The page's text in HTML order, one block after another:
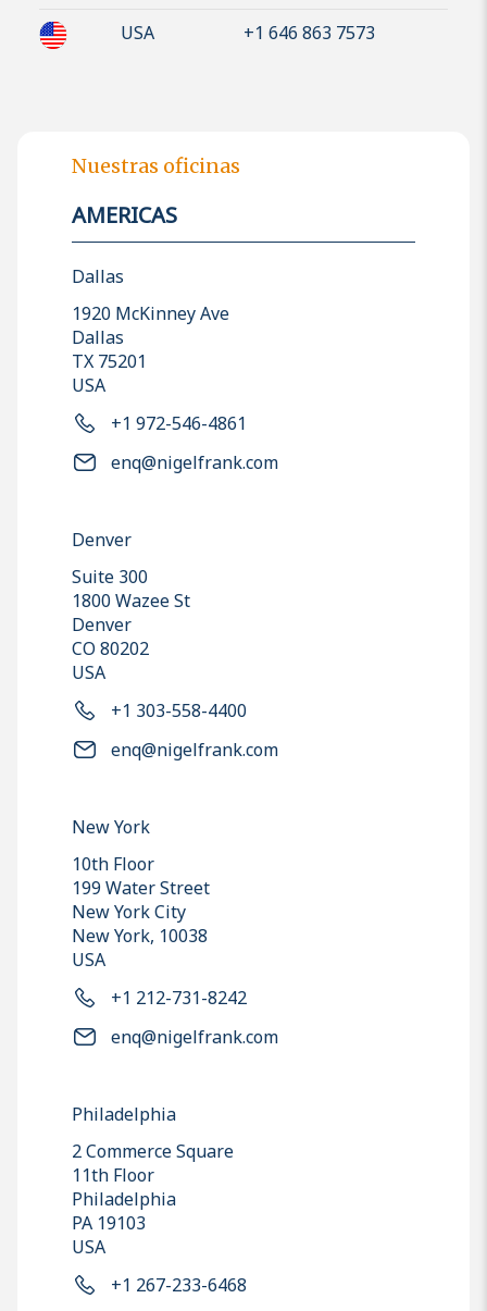
USA
+1 646 863 7573
Nuestras oficinas
AMERICAS
Dallas
1920 McKinney Ave
Dallas
TX 75201
USA
+1 972-546-4861
enq@nigelfrank.com
Denver
Suite 300
1800 Wazee St
Denver
CO 80202
USA
+1 303-558-4400
enq@nigelfrank.com
New York
10th Floor
199 Water Street
New York City
New York, 10038
USA
+1 212-731-8242
enq@nigelfrank.com
Philadelphia
2 Commerce Square
11th Floor
Philadelphia
PA 19103
USA
+1 267-233-6468